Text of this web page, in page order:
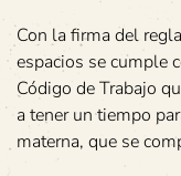
Con la firma del
espacios se cumple
Código de Trabajo
a tener un tiempo
materna, que se